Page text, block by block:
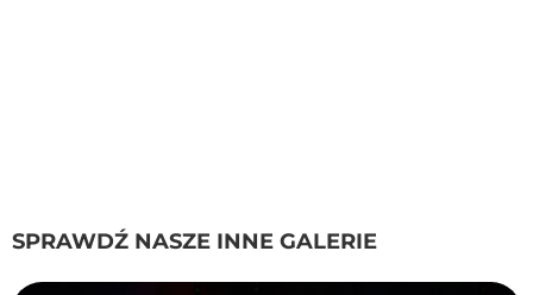
SPRAWDŹ NASZE INNE GALERIE